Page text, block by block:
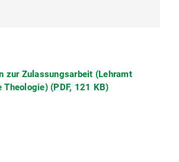
zur Zulassungsarbeit (Lehramt
Theologie) (PDF, 121 KB)